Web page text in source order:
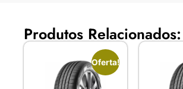
Produtos Relacionados:
Oferta!